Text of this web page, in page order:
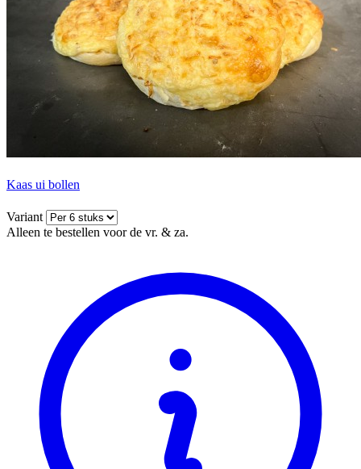
Kaas ui bollen
Variant
Alleen te bestellen voor de vr. & za.